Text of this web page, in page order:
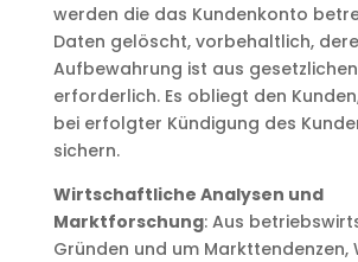
werden die das Kundenkonto
Daten gelöscht, vorbehaltlich,
Aufbewahrung ist aus
erforderlich. Es obliegt den
bei erfolgter Kündigung des
sichern.
Wirtschaftliche Analysen und
Marktforschung: Aus
Gründen und um Markttendenzen,